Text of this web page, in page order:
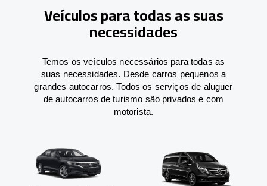
Veículos para todas as suas
necessidades
Temos os veículos necessários para todas as
suas necessidades. Desde carros pequenos a
grandes autocarros. Todos os serviços de aluguer
de autocarros de turismo são privados e com
motorista.